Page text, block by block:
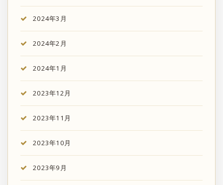
2024年3月
2024年2月
2024年1月
2023年12月
2023年11月
2023年10月
2023年9月